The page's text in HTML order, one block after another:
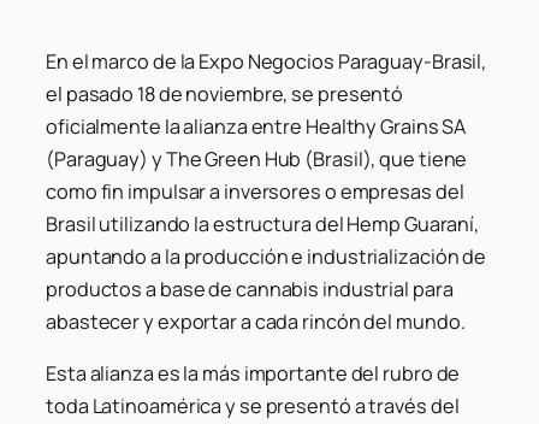
En el marco de la Expo Negocios Paraguay-Brasil,
el pasado 18 de noviembre, se presentó
oficialmente la alianza entre Healthy Grains SA
(Paraguay) y The Green Hub (Brasil), que tiene
como fin impulsar a inversores o empresas del
Brasil utilizando la estructura del Hemp Guaraní,
apuntando a la producción e industrialización de
productos a base de cannabis industrial para
abastecer y exportar a cada rincón del mundo.
Esta alianza es la más importante del rubro de
toda Latinoamérica y se presentó a través del